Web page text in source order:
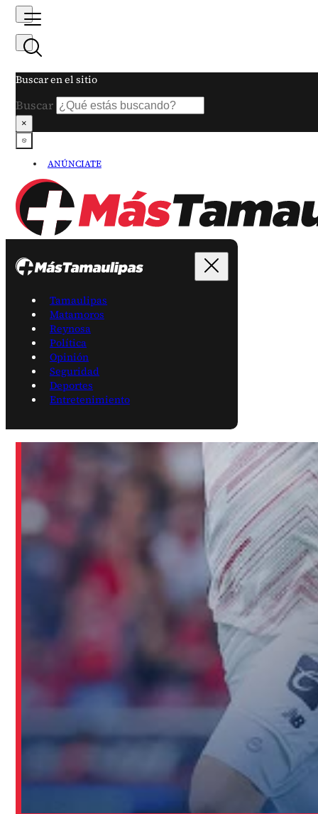
Buscar en el sitio
Buscar
×
ANÚNCIATE
Tamaulipas
Matamoros
Reynosa
Política
Opinión
Seguridad
Deportes
Entretenimiento